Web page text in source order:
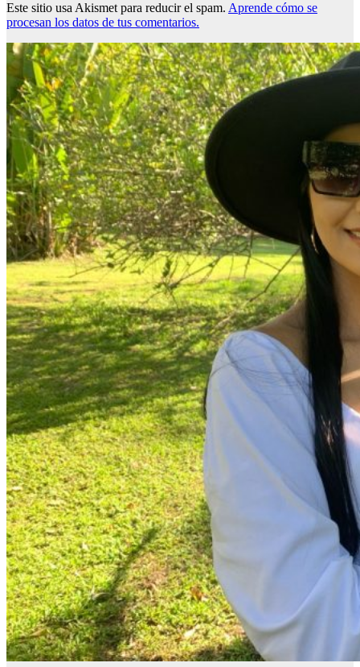
Este sitio usa Akismet para reducir el spam. Aprende cómo se
procesan los datos de tus comentarios.